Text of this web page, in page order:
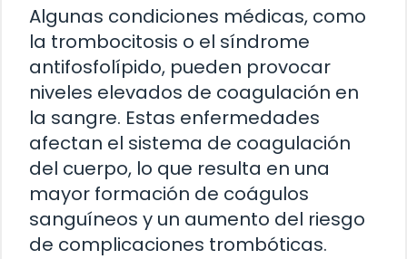
Algunas condiciones médicas, como
la trombocitosis o el síndrome
antifosfolípido, pueden provocar
niveles elevados de coagulación en
la sangre. Estas enfermedades
afectan el sistema de coagulación
del cuerpo, lo que resulta en una
mayor formación de coágulos
sanguíneos y un aumento del riesgo
de complicaciones trombóticas.